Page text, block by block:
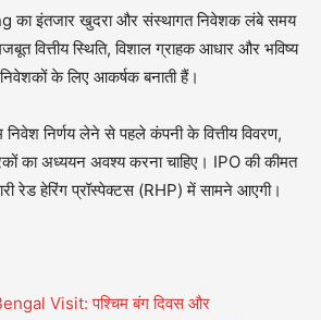
इंतजार खुदरा और संस्थागत निवेशक लंबे समय
वित्तीय स्थिति, विशाल ग्राहक आधार और भविष्य
के लिए आकर्षक बनाती हैं।
निवेश निर्णय लेने से पहले कंपनी के वित्तीय विवरण,
का अध्ययन अवश्य करना चाहिए। IPO की कीमत
रेड हेरिंग प्रॉस्पेक्टस (RHP) में सामने आएगी।
Visit: पश्चिम बंग दिवस और